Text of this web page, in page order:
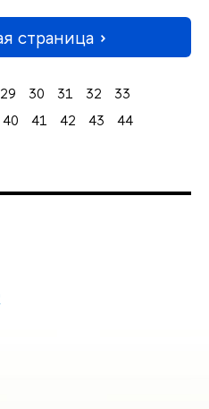
страница
29 30 31 32
33
40 41 42 43
44